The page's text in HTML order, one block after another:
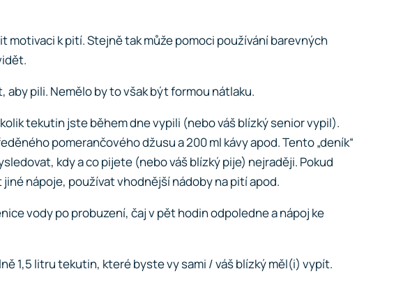
motivaci k pití. Stejně tak může pomoci používání barevných
pili. Nemělo by to však být formou nátlaku.
tekutin jste během dne vypili (nebo váš blízký senior vypil).
pomerančového džusu a 200 ml kávy apod. Tento „deník“
kdy a co pijete (nebo váš blízký pije) nejraději. Pokud
nápoje, používat vhodnější nádoby na pití apod.
vody po probuzení, čaj v pět hodin odpoledne a nápoj ke
1,5 litru tekutin, které byste vy sami / váš blízký měl(i) vypít.